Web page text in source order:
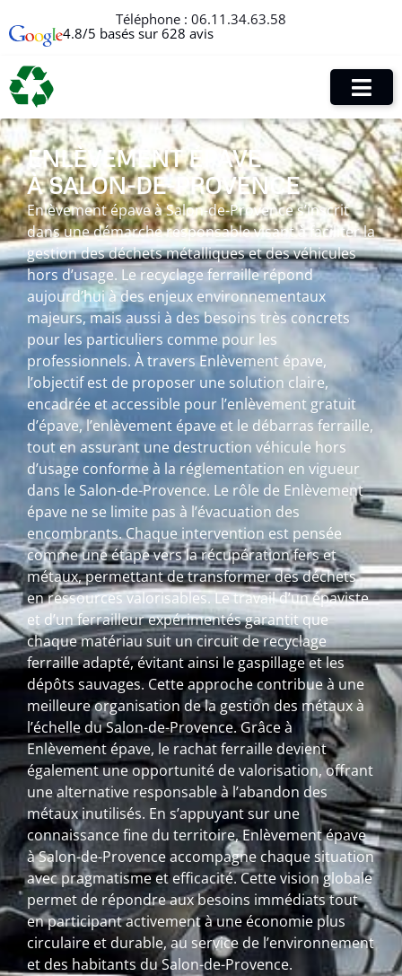
Téléphone : 06.11.34.63.58
4.8/5 basés sur 628 avis
ENLÈVEMENT ÉPAVE
À SALON-DE-PROVENCE
Enlèvement épave à Salon-de-Provence s’inscrit
dans une démarche responsable visant à faciliter la
gestion des déchets métalliques et des véhicules
hors d’usage. Le recyclage ferraille répond
aujourd’hui à des enjeux environnementaux
majeurs, mais aussi à des besoins très concrets
pour les particuliers comme pour les
professionnels. À travers Enlèvement épave,
l’objectif est de proposer une solution claire,
encadrée et accessible pour l’enlèvement gratuit
d’épave, l’enlèvement épave et le débarras ferraille,
tout en assurant une destruction véhicule hors
d’usage conforme à la réglementation en vigueur
dans le Salon-de-Provence. Le rôle de Enlèvement
épave ne se limite pas à l’évacuation des
encombrants. Chaque intervention est pensée
comme une étape vers la récupération fers et
métaux, permettant de transformer des déchets
en ressources valorisables. Le travail d’un épaviste
et d’un ferrailleur expérimentés garantit que
chaque matériau suit un circuit de recyclage
ferraille adapté, évitant ainsi le gaspillage et les
dépôts sauvages. Cette approche contribue à une
meilleure organisation de la gestion des métaux à
l’échelle du Salon-de-Provence. Grâce à
Enlèvement épave, le rachat ferraille devient
également une opportunité de valorisation, offrant
une alternative responsable à l’abandon des
métaux inutilisés. En s’appuyant sur une
connaissance fine du territoire, Enlèvement épave
à Salon-de-Provence accompagne chaque situation
avec pragmatisme et efficacité. Cette vision globale
permet de répondre aux besoins immédiats tout
en participant activement à une économie plus
circulaire et durable, au service de l’environnement
et des habitants du Salon-de-Provence.